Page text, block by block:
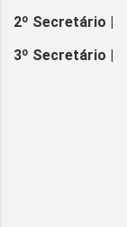
2º Secretário |
3º Secretário |